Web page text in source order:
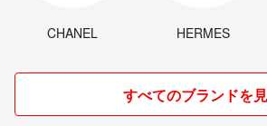
CHANEL HERMES
すべてのブランドを